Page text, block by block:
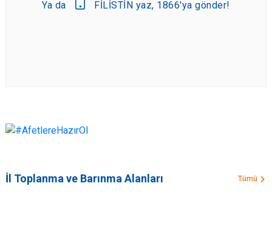
Ya da FİLİSTİN yaz, 1866'ya gönder!
İl Toplanma ve Barınma Alanları Tümü